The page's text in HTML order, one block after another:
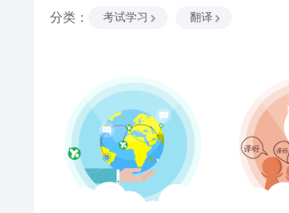
息源自180多个国家真实的交互语言，是
分类 ： 考试学习 翻译